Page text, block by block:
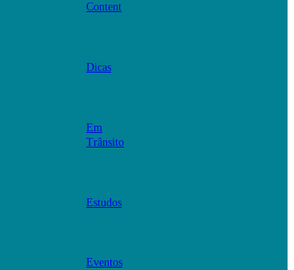
Content
Dicas
Em
Trânsito
Estudos
Eventos